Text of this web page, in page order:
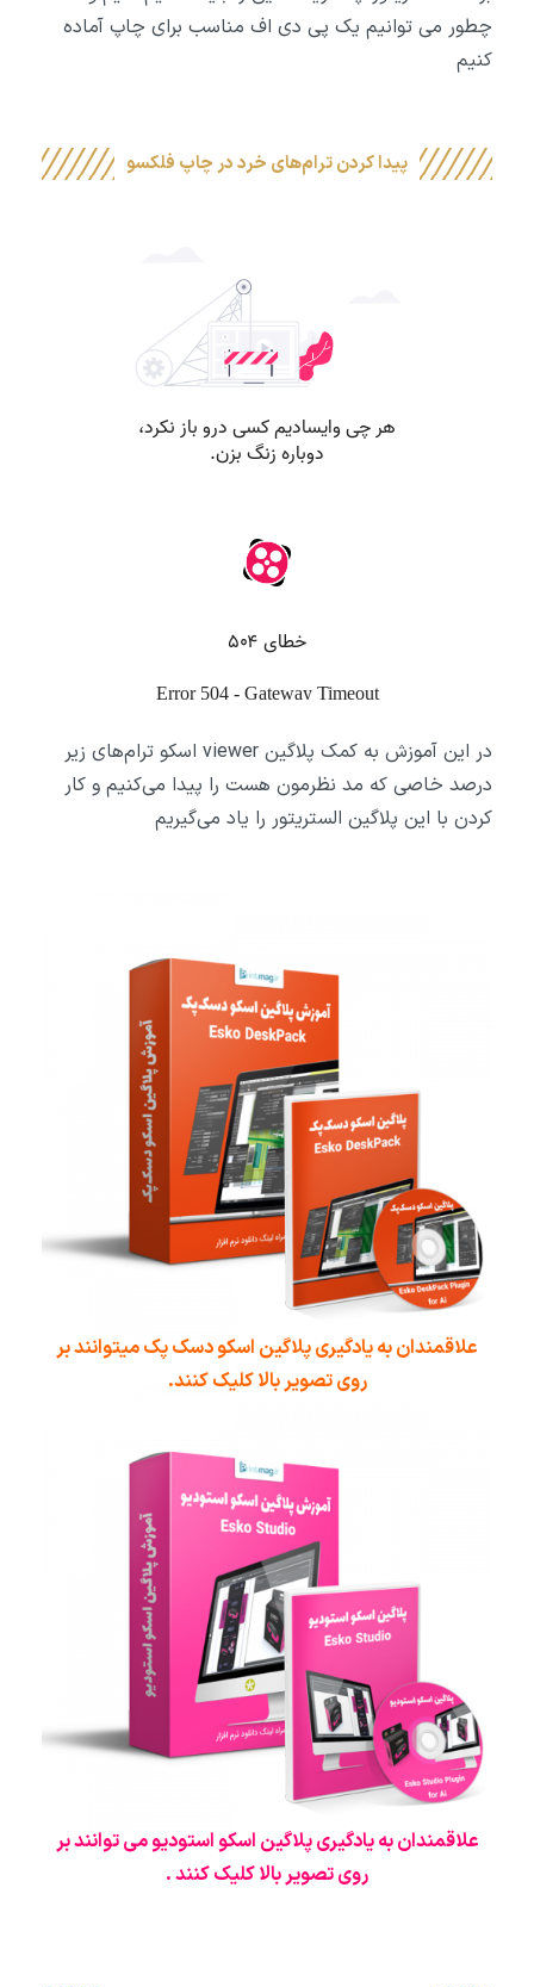
چطور می توانیم یک پی دی اف مناسب برای چاپ آماده
کنیم
پیدا کردن ترام‌های خرد در چاپ فلکسو
در این آموزش به کمک پلاگین viewer اسکو ترام‌های زیر
درصد خاصی که مد نظرمون هست را پیدا می‌کنیم و کار
کردن با این پلاگین الستریتور را یاد می‌گیریم
علاقمندان به یادگیری پلاگین اسکو دسک پک میتوانند بر
روی تصویر بالا کلیک کنند.
علاقمندان به یادگیری پلاگین اسکو استودیو می توانند بر
روی تصویر بالا کلیک کنند .